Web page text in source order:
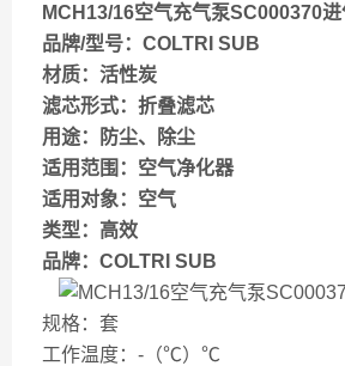
MCH13/16空气充气泵SC000370
品牌/型号：COLTRI SUB
材质：活性炭
滤芯形式：折叠滤芯
用途：防尘、除尘
适用范围：空气净化器
适用对象：空气
类型：高效
品牌：COLTRI SUB
规格：套
工作温度：-（℃）℃